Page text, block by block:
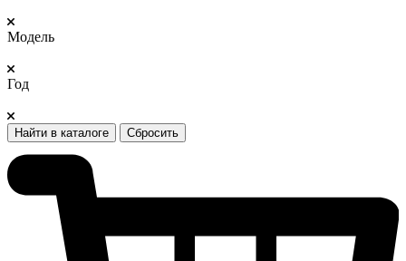
Модель
Год
Найти в каталоге Сбросить